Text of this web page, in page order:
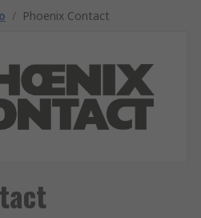
/ Phoenix Contact